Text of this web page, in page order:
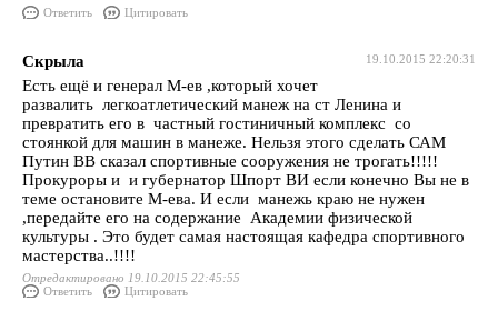
Ответить Цитировать
19.10.2015 22:20:31
Скрыла
Есть ещё и генерал М-ев ,который хочет
развалить легкоатлетический манеж на ст Ленина и
превратить его в частный гостиничный комплекс со
стоянкой для машин в манеже. Нельзя этого сделать САМ
Путин ВВ сказал спортивные сооружения не трогать!!!!!
Прокуроры и и губернатор Шпорт ВИ если конечно Вы не в
теме остановите М-ева. И если манежь краю не нужен
,передайте его на содержание Академии физической
культуры . Это будет самая настоящая кафедра спортивного
мастерства..!!!!
Отредактировано 19.10.2015 22:45:55
Ответить
Цитировать